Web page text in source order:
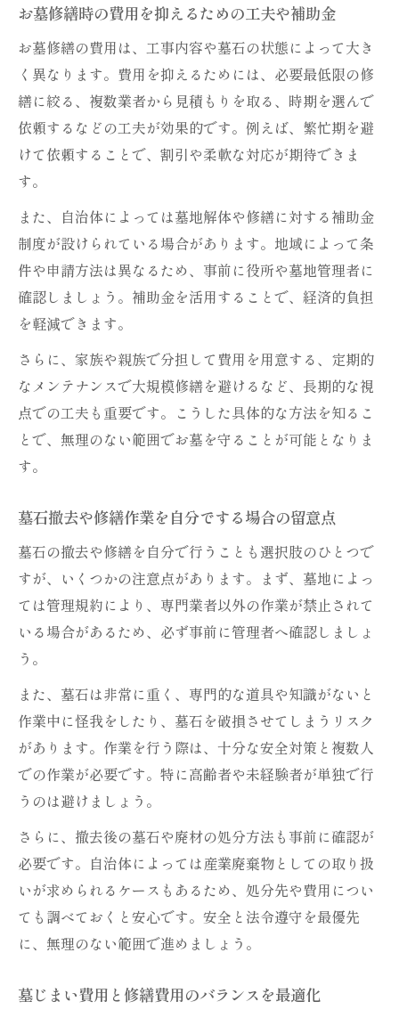
お墓修繕時の費用を抑えるための工夫や補助金
お墓修繕の費用は、工事内容や墓石の状態によって大き
く異なります。費用を抑えるためには、必要最低限の修
繕に絞る、複数業者から見積もりを取る、時期を選んで
依頼するなどの工夫が効果的です。例えば、繁忙期を避
けて依頼することで、割引や柔軟な対応が期待できま
す。
また、自治体によっては墓地解体や修繕に対する補助金
制度が設けられている場合があります。地域によって条
件や申請方法は異なるため、事前に役所や墓地管理者に
確認しましょう。補助金を活用することで、経済的負担
を軽減できます。
さらに、家族や親族で分担して費用を用意する、定期的
なメンテナンスで大規模修繕を避けるなど、長期的な視
点での工夫も重要です。こうした具体的な方法を知るこ
とで、無理のない範囲でお墓を守ることが可能となりま
す。
墓石撤去や修繕作業を自分でする場合の留意点
墓石の撤去や修繕を自分で行うことも選択肢のひとつで
すが、いくつかの注意点があります。まず、墓地によっ
ては管理規約により、専門業者以外の作業が禁止されて
いる場合があるため、必ず事前に管理者へ確認しましょ
う。
また、墓石は非常に重く、専門的な道具や知識がないと
作業中に怪我をしたり、墓石を破損させてしまうリスク
があります。作業を行う際は、十分な安全対策と複数人
での作業が必要です。特に高齢者や未経験者が単独で行
うのは避けましょう。
さらに、撤去後の墓石や廃材の処分方法も事前に確認が
必要です。自治体によっては産業廃棄物としての取り扱
いが求められるケースもあるため、処分先や費用につい
ても調べておくと安心です。安全と法令遵守を最優先
に、無理のない範囲で進めましょう。
墓じまい費用と修繕費用のバランスを最適化